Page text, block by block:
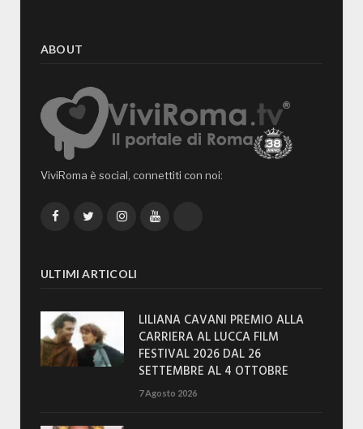
ABOUT
ViviRoma è social, connettiti con noi:
FacebookTwitterInstagramYouTube
ULTIMI ARTICOLI
LILIANA CAVANI PREMIO ALLA
CARRIERA AL LUCCA FILM
FESTIVAL 2026 DAL 26
SETTEMBRE AL 4 OTTOBRE
7 Agosto 2026